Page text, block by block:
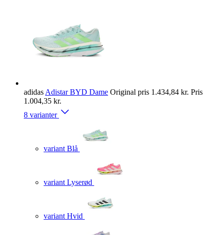
adidas Adistar BYD Dame Original pris 1.434,84 kr. Pris
1.004,35 kr.
8 varianter
variant Blå
variant Lyserød
variant Hvid